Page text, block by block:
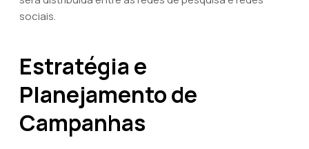
sociais.
Estratégia e
Planejamento de
Campanhas